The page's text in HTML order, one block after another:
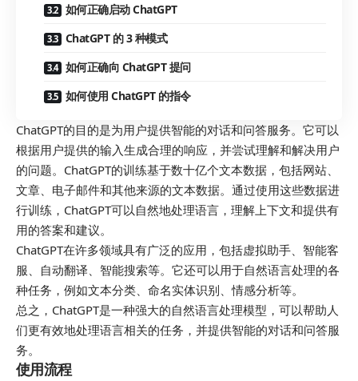
如何正确启动 ChatGPT
ChatGPT 的 3 种模式
如何正确向 ChatGPT 提问
如何使用 ChatGPT 的指令
ChatGPT的目的是为用户提供智能的对话和问答服务。它可以
根据用户提供的输入生成合理的响应，并尝试理解和解决用户
的问题。ChatGPT的训练基于数十亿个文本数据，包括网站、
文章、电子邮件和其他来源的文本数据。通过使用这些数据进
行训练，ChatGPT可以自然地处理语言，理解上下文和提供有
用的答案和建议。
ChatGPT在许多领域具有广泛的应用，包括虚拟助手、智能客
服、自动翻译、智能搜索等。它还可以用于自然语言处理的各
种任务，例如文本分类、命名实体识别、情感分析等。
总之，ChatGPT是一种强大的自然语言处理模型，可以帮助人
们更有效地处理语言相关的任务，并提供智能的对话和问答服
务。
使用流程